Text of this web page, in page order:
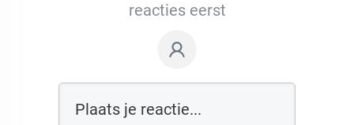
reacties eerst